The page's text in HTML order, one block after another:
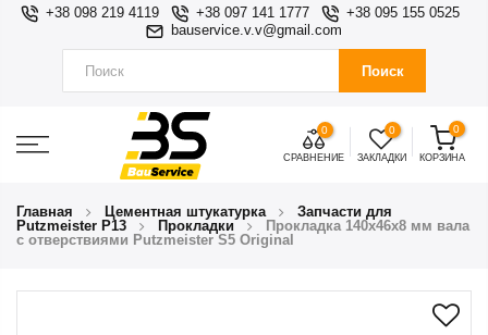
+38 098 219 4119 +38 097 141 1777
+38 095 155 0525
bauservice.v.v@gmail.com
Поиск
0
СРАВНЕНИЕ
0
ЗАКЛАДКИ
0
КОРЗИНА
Главная Цементная штукатурка
Запчасти для
Putzmeister P13
Прокладки
Прокладка 140х46х8 мм вала
с отверствиями Putzmeister S5 Original